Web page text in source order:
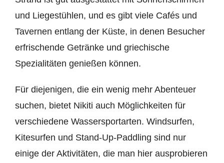
und Liegestühlen, und es gibt viele Cafés und
Tavernen entlang der Küste, in denen Besucher
erfrischende Getränke und griechische
Spezialitäten genießen können.
Für diejenigen, die ein wenig mehr Abenteuer
suchen, bietet Nikiti auch Möglichkeiten für
verschiedene Wassersportarten. Windsurfen,
Kitesurfen und Stand-Up-Paddling sind nur
einige der Aktivitäten, die man hier ausprobieren